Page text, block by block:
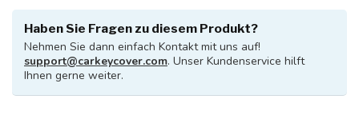
Haben Sie Fragen zu diesem Produkt?
Nehmen Sie dann einfach Kontakt mit uns auf!
support@carkeycover.com. Unser Kundenservice hilft
Ihnen gerne weiter.